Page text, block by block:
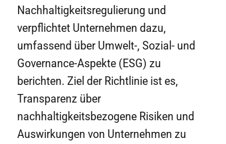
Nachhaltigkeitsregulierung und
verpflichtet Unternehmen dazu,
umfassend über Umwelt-, Sozial- und
Governance-Aspekte (ESG) zu
berichten. Ziel der Richtlinie ist es,
Transparenz über
nachhaltigkeitsbezogene Risiken und
Auswirkungen von Unternehmen zu